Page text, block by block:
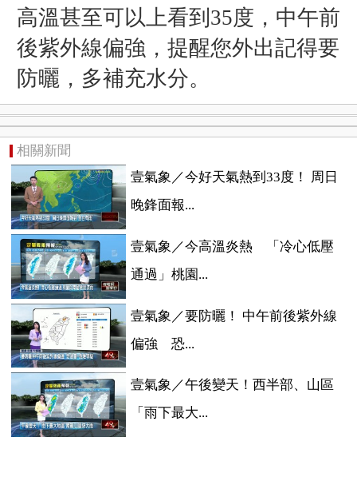
高溫甚至可以上看到35度，中午前
後紫外線偏強，提醒您外出記得要
防曬，多補充水分。
相關新聞
壹氣象／今好天氣熱到33度！ 周日
晚鋒面報...
壹氣象／今高溫炎熱 「冷心低壓
通過」桃園...
壹氣象／要防曬！ 中午前後紫外線
偏強 恐...
壹氣象／午後變天！西半部、山區
「雨下最大...